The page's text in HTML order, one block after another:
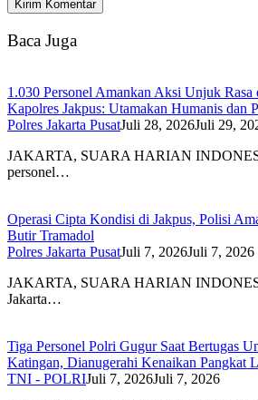
Baca Juga
1.030 Personel Amankan Aksi Unjuk Rasa
Kapolres Jakpus: Utamakan Humanis dan
Polres Jakarta PusatJuli 28, 2026Juli 29,
JAKARTA, SUARA HARIAN
personel…
Operasi Cipta Kondisi di Jakpus, Polisi
Butir Tramadol
Polres Jakarta PusatJuli 7, 2026Juli 7, 2026
JAKARTA, SUARA HARIAN
Jakarta…
Tiga Personel Polri Gugur Saat Bertugas
Katingan, Dianugerahi Kenaikan Pangkat
TNI - POLRIJuli 7, 2026Juli 7, 2026